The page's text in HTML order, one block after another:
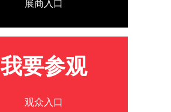
展商入口
我要参观
观众入口